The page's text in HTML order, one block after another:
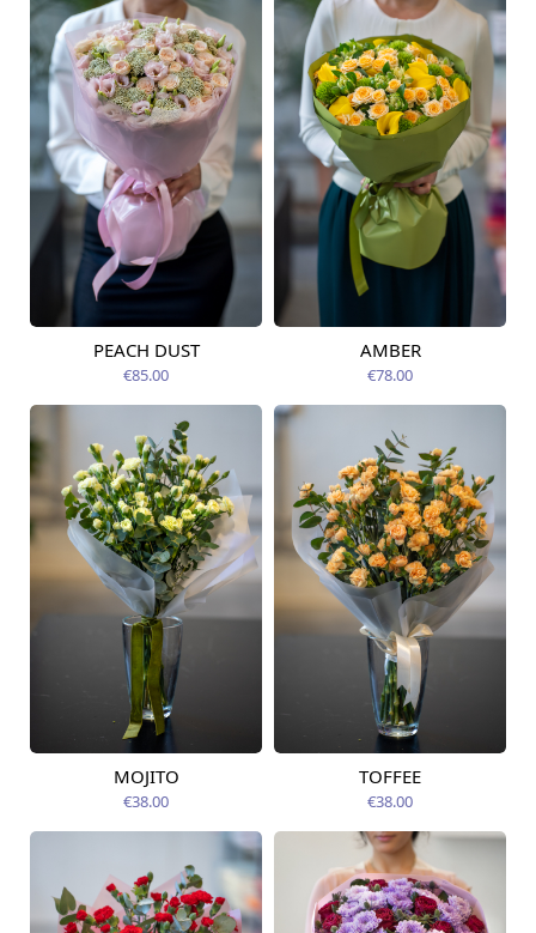
Pieejams šodien
PEACH DUST
€85.00
Pieejama no
AMBER
€78.00
Pieejama no
12.08.2026
MOJITO
€38.00
Pieejams šodien
TOFFEE
€38.00